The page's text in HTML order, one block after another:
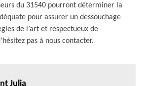
du 31540 pourront déterminer la
pour assurer un dessouchage
de l’art et respectueux de
pas à nous contacter.
Julia